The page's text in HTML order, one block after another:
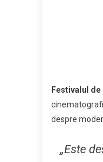
Festivalul
despre
„Este